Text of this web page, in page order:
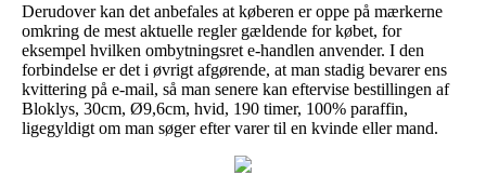
Derudover kan det anbefales at køberen er oppe på mærkerne
omkring de mest aktuelle regler gældende for købet, for
eksempel hvilken ombytningsret e-handlen anvender. I den
forbindelse er det i øvrigt afgørende, at man stadig bevarer ens
kvittering på e-mail, så man senere kan eftervise bestillingen af
Bloklys, 30cm, Ø9,6cm, hvid, 190 timer, 100% paraffin,
ligegyldigt om man søger efter varer til en kvinde eller mand.